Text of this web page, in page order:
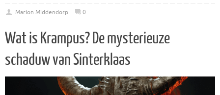
Marion Middendorp 0
Wat is Krampus? De mysterieuze
schaduw van Sinterklaas